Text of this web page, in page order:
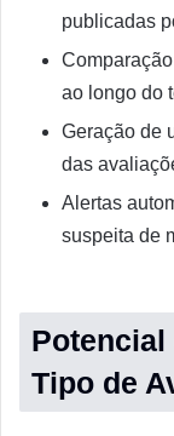
publicadas
ao longo do
Geração de
das
Alertas
suspeita de
Tipo de